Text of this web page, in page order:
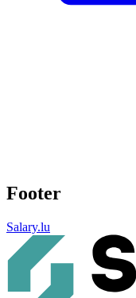
Footer
Salary.lu